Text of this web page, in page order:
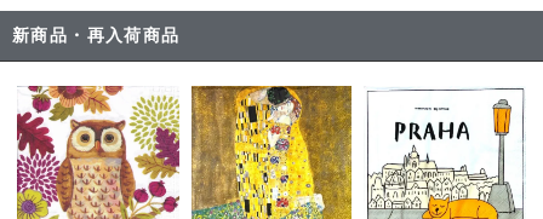
新商品・再入荷商品